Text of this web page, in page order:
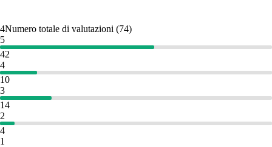
4Numero totale di valutazioni (74)
5
42
4
10
3
14
2
4
1